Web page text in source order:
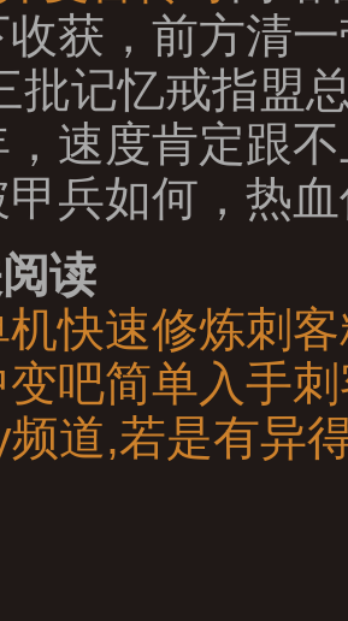
收获，前方清
批记忆戒指盟
速度肯定跟
甲兵如何，热
读
快速修炼刺
吧简单入手
道,若是有异